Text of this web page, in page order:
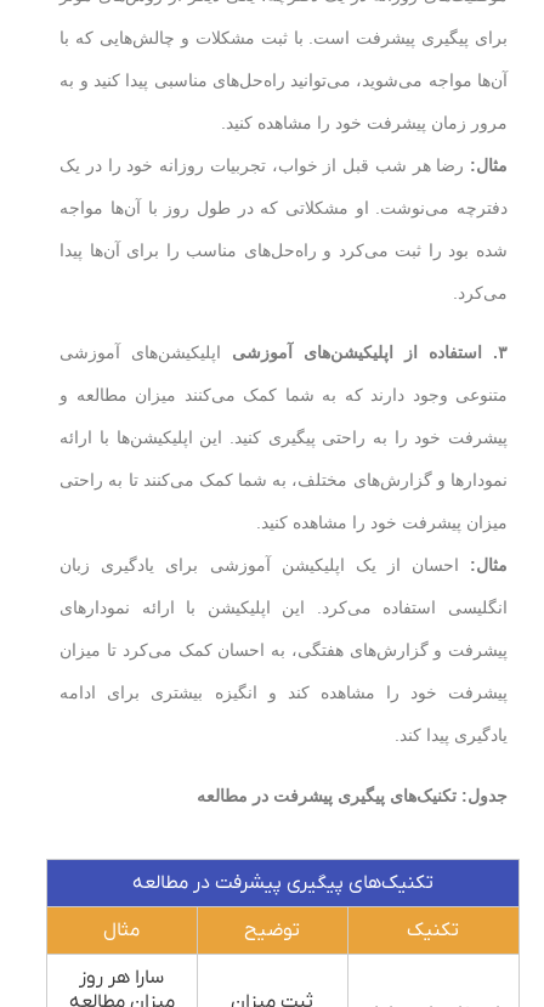
برای پیگیری پیشرفت است. با ثبت مشکلات و چالش‌هایی که با
آن‌ها مواجه می‌شوید، می‌توانید راه‌حل‌های مناسبی پیدا کنید و به
مرور زمان پیشرفت خود را مشاهده کنید.
مثال: رضا هر شب قبل از خواب، تجربیات روزانه خود را در یک
دفترچه می‌نوشت. او مشکلاتی که در طول روز با آن‌ها مواجه
شده بود را ثبت می‌کرد و راه‌حل‌های مناسب را برای آن‌ها پیدا
می‌کرد.
۳. استفاده از اپلیکیشن‌های آموزشی اپلیکیشن‌های آموزشی
متنوعی وجود دارند که به شما کمک می‌کنند میزان مطالعه و
پیشرفت خود را به راحتی پیگیری کنید. این اپلیکیشن‌ها با ارائه
نمودارها و گزارش‌های مختلف، به شما کمک می‌کنند تا به راحتی
میزان پیشرفت خود را مشاهده کنید.
مثال: احسان از یک اپلیکیشن آموزشی برای یادگیری زبان
انگلیسی استفاده می‌کرد. این اپلیکیشن با ارائه نمودارهای
پیشرفت و گزارش‌های هفتگی، به احسان کمک می‌کرد تا میزان
پیشرفت خود را مشاهده کند و انگیزه بیشتری برای ادامه
یادگیری پیدا کند.
جدول: تکنیک‌های پیگیری پیشرفت در مطالعه
تکنیک‌های پیگیری پیشرفت در مطالعه
تکنیک
توضیح مثال
ثبت میزان
سارا هر روز
میزان مطالعه